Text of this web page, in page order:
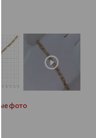
фото